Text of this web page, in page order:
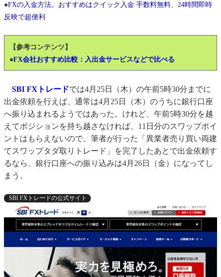
●FXの入金方法。おすすめはクイック入金 手数料無料、24時間即時
反映で超便利
【参考コンテンツ】
●FX会社おすすめ比較：入出金サービスなどで比べる
SBI FXトレードでは4月25日（木）の午前5時30分までに
出金依頼を行えば、通常は4月25日（木）のうちに銀行口座
へ振り込まれるようではあった。けれど、午前5時30分を越
えてポジションを持ち越さなければ、11日分のスワップポイ
ントはもらえないので、筆者が行った「異業者売り買い両建
てスワップタダ取りトレード」を完了したあとで出金依頼す
るなら、銀行口座への振り込みは4月26日（金）になってし
まう。
SBI FXトレードの公式サイト